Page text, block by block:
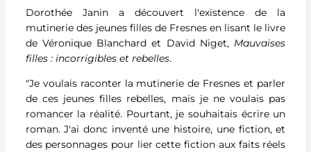
Dorothée Janin a découvert l'existence de la
mutinerie des jeunes filles de Fresnes en lisant le livre
de Véronique Blanchard et David Niget, Mauvaises
filles : incorrigibles et rebelles.
"Je voulais raconter la mutinerie de Fresnes et parler
de ces jeunes filles rebelles, mais je ne voulais pas
romancer la réalité. Pourtant, je souhaitais écrire un
roman. J'ai donc inventé une histoire, une fiction, et
des personnages pour lier cette fiction aux faits réels